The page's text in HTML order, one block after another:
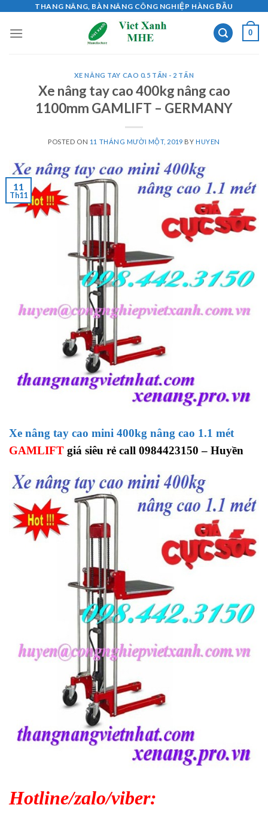
content
THANG NÂNG, BÀN NÂNG CÔNG NGHIỆP HÀNG ĐẦU
0
XE NÂNG TAY CAO 0.5 TẤN - 2 TẤN
Xe nâng tay cao 400kg nâng cao
1100mm GAMLIFT – GERMANY
POSTED ON 11 THÁNG MƯỜI MỘT, 2019 BY HUYEN
11
Th11
Xe nâng tay cao mini 400kg nâng cao 1.1 mét
GAMLIFT giá siêu rẻ call 0984423150 – Huyền
Hotline/zalo/viber: